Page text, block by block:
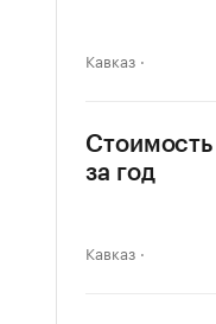
Кавказ
за год
Кавказ